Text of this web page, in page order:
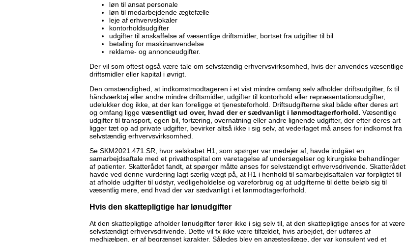
løn til ansat personale
løn til medarbejdende ægtefælle
leje af erhvervslokaler
kontorholdsudgifter
udgifter til anskaffelse af væsentlige driftsmidler, bortset fra udgifter til bil
betaling for maskinanvendelse
reklame- og annonceudgifter.
Der vil som oftest også være tale om selvstændig erhvervsvirksomhed, hvis der anvendes væsentlige
driftsmidler eller kapital i øvrigt.
Den omstændighed, at indkomstmodtageren i et vist mindre omfang selv afholder driftsudgifter, fx til
håndværktøj eller andre mindre driftsmidler, udgifter til kontorhold eller repræsentationsudgifter,
udelukker dog ikke, at der kan foreligge et tjenesteforhold. Driftsudgifterne skal både efter deres art
og omfang ligge væsentligt ud over, hvad der er sædvanligt i lønmodtagerforhold. Væsentlige
udgifter til transport, egen bil, fortæring, overnatning eller andre lignende udgifter, der efter deres art
ligger tæt op ad private udgifter, bevirker altså ikke i sig selv, at vederlaget må anses for indkomst fra
selvstændig erhvervsvirksomhed.
Se SKM2021.471.SR, hvor selskabet H1, som spørger var medejer af, havde indgået en
samarbejdsaftale med et privathospital om varetagelse af undersøgelser og kirurgiske behandlinger
af patienter. Skatterådet fandt, at spørger måtte anses for selvstændigt erhvervsdrivende. Skatterådet
havde ved denne vurdering lagt særlig vægt på, at H1 i henhold til samarbejdsaftalen var forpligtet til
at afholde udgifter til udstyr, vedligeholdelse og vareforbrug og at udgifterne til dette beløb sig til
væsentlig mere, end hvad der var sædvanligt i et lønmodtagerforhold.
Hvis den skattepligtige har lønudgifter
At den skattepligtige afholder lønudgifter fører ikke i sig selv til, at den skattepligtige anses for at være
selvstændigt erhvervsdrivende. Dette vil fx ikke være tilfældet, hvis arbejdet, der udføres af
medhjælpen, er af begrænset karakter. Således blev en anæstesilæge, der var konsulent ved et